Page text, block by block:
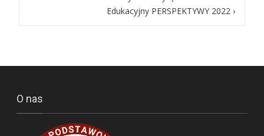
Edukacyjny PERSPEKTYWY 2022 ›
O nas